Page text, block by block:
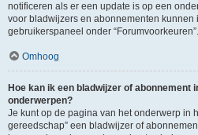
notificeren als er een update is op een
voor bladwijzers en abonnementen kunnen
gebruikerspaneel onder “Forumvoorkeuren”.
Omhoog
Hoe kan ik een bladwijzer of abonnement
onderwerpen?
Je kunt op de pagina van het onderwerp in
gereedschap” een bladwijzer of